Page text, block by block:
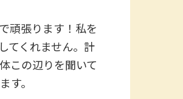
頑張ります！私を
てくれません。計
この辺りを聞いて
す。